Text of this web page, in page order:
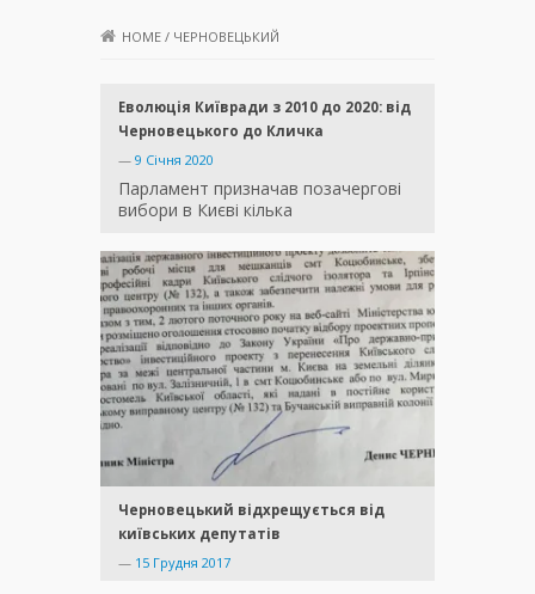
HOME / ЧЕРНОВЕЦЬКИЙ
Еволюція Київради з 2010 до 2020: від
Черновецького до Кличка
— 9 Січня 2020
Парламент призначав позачергові
вибори в Києві кілька
Черновецький відхрещується від
київських депутатів
— 15 Грудня 2017